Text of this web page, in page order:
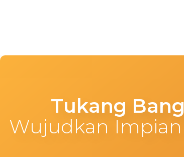
Tukang
Wujudkan